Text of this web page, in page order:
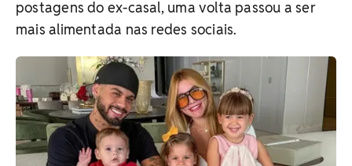
postagens do ex-casal, uma volta passou a ser
mais alimentada nas redes sociais.